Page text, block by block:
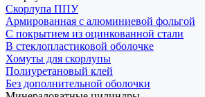
Скорлупа ППУ
Армированная с алюминиевой фольгой
С покрытием из оцинкованной стали
В стеклопластиковой оболочке
Хомуты для скорлупы
Полиуретановый клей
Без дополнительной оболочки